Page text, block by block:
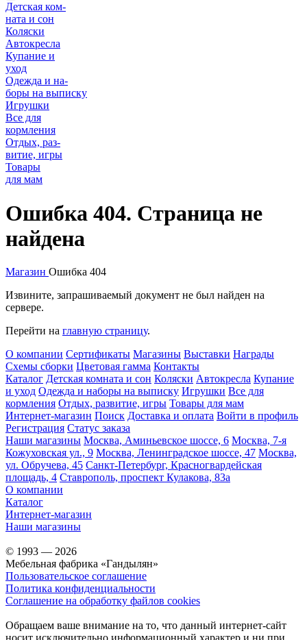
Детская ком-
ната и сон
Коляски
Автокресла
Купание и
уход
Одежда и на-
боры на выписку
Игрушки
Все для
кормления
Отдых, раз-
витие, игры
Товары
для мам
Ошибка 404. Страница не
найдена
Магазин Ошибка 404
Извините, запрашиваемый документ не был найден на
сервере.
Перейти на главную страницу.
О компании Сертификаты Магазины Выставки Награды
Схемы сборки Цветовая гамма Контакты
Каталог Детская комната и сон Коляски Автокресла Купание
и уход Одежда и наборы на выписку Игрушки Все для
кормления Отдых, развитие, игры Товары для мам
Интернет-магазин Поиск Доставка и оплата Войти в профиль
Регистрация Статус заказа
Наши магазины Москва, Аминьевское шоссе, 6 Москва, 7-я
Кожуховская ул., 9 Москва, Ленинградское шоссе, 47 Москва,
ул. Обручева, 45 Санкт-Петербург, Красногвардейская
площадь, 4 Ставрополь, проспект Кулакова, 83а
О компании
Каталог
Интернет-магазин
Наши магазины
© 1993 — 2026
Мебельная фабрика «Гандылян»
Пользовательское соглашение
Политика конфиденциальности
Соглашение на обработку файлов cookies
Обращаем ваше внимание на то, что данный интернет-сайт
носит исключительно информационный характер и ни при